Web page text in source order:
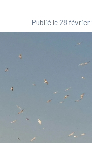
Publié le 28 février